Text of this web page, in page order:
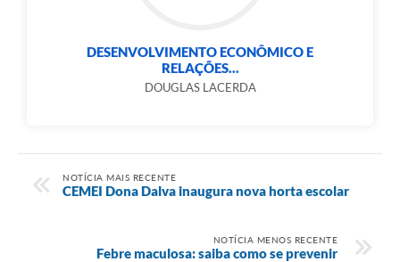
DESENVOLVIMENTO ECONÔMICO E
RELAÇÕES...
DOUGLAS LACERDA
NOTÍCIA MAIS RECENTE
CEMEI Dona Dalva inaugura nova horta escolar
NOTÍCIA MENOS RECENTE
Febre maculosa: saiba como se prevenir